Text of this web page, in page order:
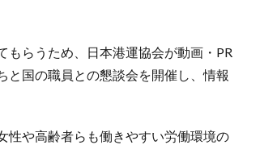
もらうため、日本港運協会が動画・PR
と国の職員との懇談会を開催し、情報
性や高齢者らも働きやすい労働環境の